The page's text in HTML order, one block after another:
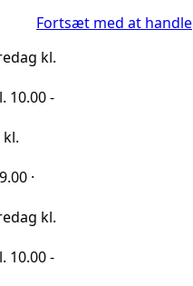
Fortsæt med at handle